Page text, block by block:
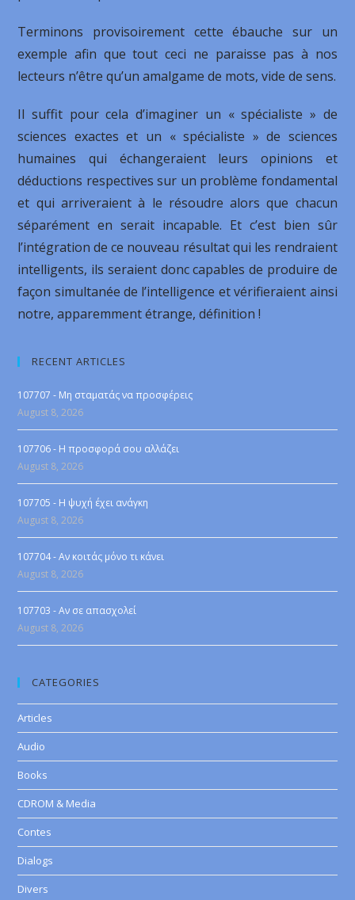
Terminons provisoirement cette ébauche sur un
exemple afin que tout ceci ne paraisse pas à nos
lecteurs n’être qu’un amalgame de mots, vide de sens.
Il suffit pour cela d’imaginer un « spécialiste » de
sciences exactes et un « spécialiste » de sciences
humaines qui échangeraient leurs opinions et
déductions respectives sur un problème fondamental
et qui arriveraient à le résoudre alors que chacun
séparément en serait incapable. Et c’est bien sûr
l’intégration de ce nouveau résultat qui les rendraient
intelligents, ils seraient donc capables de produire de
façon simultanée de l’intelligence et vérifieraient ainsi
notre, apparemment étrange, définition !
RECENT ARTICLES
107707 - Μη σταματάς να προσφέρεις
August 8, 2026
107706 - Η προσφορά σου αλλάζει
August 8, 2026
107705 - Η ψυχή έχει ανάγκη
August 8, 2026
107704 - Αν κοιτάς μόνο τι κάνει
August 8, 2026
107703 - Αν σε απασχολεί
August 8, 2026
CATEGORIES
Articles
Audio
Books
CDROM & Media
Contes
Dialogs
Divers